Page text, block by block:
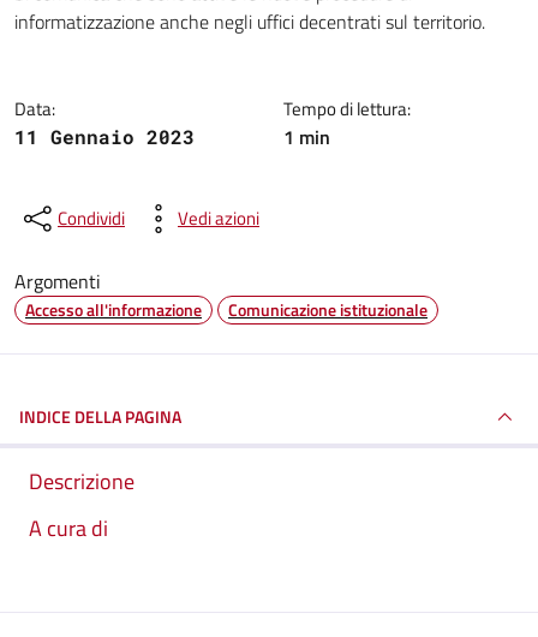
informatizzazione anche negli uffici decentrati sul territorio.
Data:
11 Gennaio 2023
Tempo di lettura:
1 min
Condividi Vedi azioni
Argomenti
Accesso all'informazione Comunicazione istituzionale
INDICE DELLA PAGINA
Descrizione
A cura di